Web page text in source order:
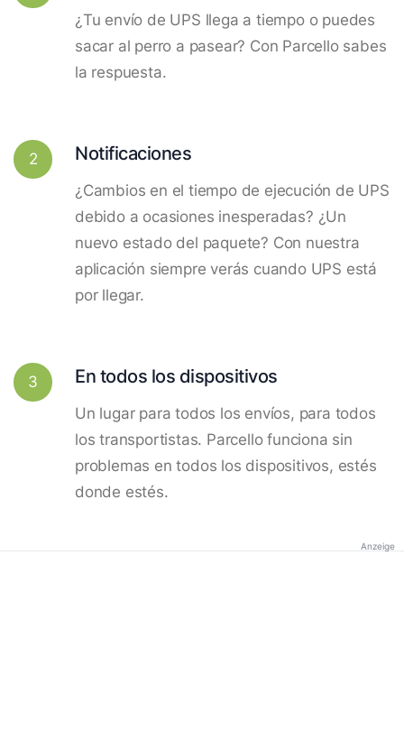
¿Tu envío de UPS llega a tiempo o puedes
sacar al perro a pasear? Con Parcello sabes
la respuesta.
2 Notificaciones
¿Cambios en el tiempo de ejecución de UPS
debido a ocasiones inesperadas? ¿Un
nuevo estado del paquete? Con nuestra
aplicación siempre verás cuando UPS está
por llegar.
3 En todos los dispositivos
Un lugar para todos los envíos, para todos
los transportistas. Parcello funciona sin
problemas en todos los dispositivos, estés
donde estés.
Anzeige